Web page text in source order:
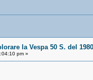
la Vespa 50 S. del
pm »